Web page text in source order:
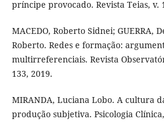
príncipe provocado. Revista Teias, v.
MACEDO, Roberto Sidnei; GUERRA,
Roberto. Redes e formação:
multirreferenciais. Revista
133, 2019.
MIRANDA, Luciana Lobo. A cultura
produção subjetiva. Psicologia